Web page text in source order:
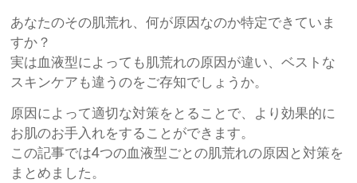
あなたのその肌荒れ、何が原因なのか特定できていま
すか？
実は血液型によっても肌荒れの原因が違い、ベストな
スキンケアも違うのをご存知でしょうか。
原因によって適切な対策をとることで、より効果的に
お肌のお手入れをすることができます。
この記事では4つの血液型ごとの肌荒れの原因と対策を
まとめました。